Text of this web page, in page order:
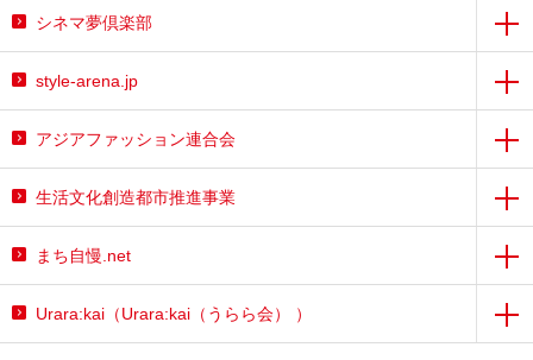
シネマ夢倶楽部
style-arena.jp
アジアファッション連合会
生活文化創造都市推進事業
まち自慢.net
Urara:kai（Urara:kai（うらら会） ）